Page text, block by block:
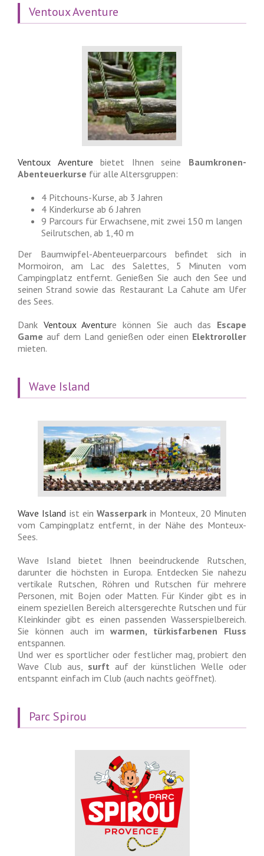
Ventoux Aventure
Ventoux Aventure bietet Ihnen seine Baumkronen-
Abenteuerkurse für alle Altersgruppen:
4 Pitchouns-Kurse, ab 3 Jahren
4 Kinderkurse ab 6 Jahren
9 Parcours für Erwachsene, mit zwei 150 m langen
Seilrutschen, ab 1,40 m
Der Baumwipfel-Abenteuerparcours befindet sich in
Mormoiron, am Lac des Salettes, 5 Minuten vom
Campingplatz entfernt. Genießen Sie auch den See und
seinen Strand sowie das Restaurant La Cahute am Ufer
des Sees.
Dank Ventoux Aventure können Sie auch das Escape
Game auf dem Land genießen oder einen Elektroroller
mieten.
Wave Island
Wave Island ist ein Wasserpark in Monteux, 20 Minuten
vom Campingplatz entfernt, in der Nähe des Monteux-
Sees.
Wave Island bietet Ihnen beeindruckende Rutschen,
darunter die höchsten in Europa. Entdecken Sie nahezu
vertikale Rutschen, Röhren und Rutschen für mehrere
Personen, mit Bojen oder Matten. Für Kinder gibt es in
einem speziellen Bereich altersgerechte Rutschen und für
Kleinkinder gibt es einen passenden Wasserspielbereich.
Sie können auch imwarmen, türkisfarbenen Fluss
entspannen.
Und wer es sportlicher oder festlicher mag, probiert den
Wave Club aus, surft auf der künstlichen Welle oder
entspannt einfach im Club (auch nachts geöffnet).
Parc Spirou